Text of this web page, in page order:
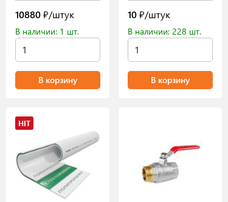
10880₽/штук
В наличии: 1 шт.
В корзину
10₽/штук
В наличии: 228 шт.
В корзину
HIT